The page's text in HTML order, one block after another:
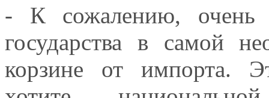
- К сожалению, очень
государства в самой
корзине от импорта.